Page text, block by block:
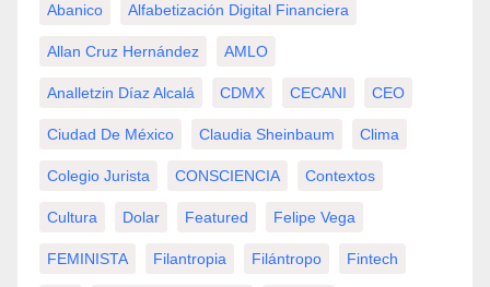
Abanico Alfabetización Digital Financiera
Allan Cruz Hernández AMLO
Analletzin Díaz Alcalá CDMX CECANI CEO
Ciudad De México Claudia Sheinbaum Clima
Colegio Jurista CONSCIENCIA Contextos
Cultura Dolar Featured Felipe Vega
FEMINISTA Filantropia Filántropo Fintech